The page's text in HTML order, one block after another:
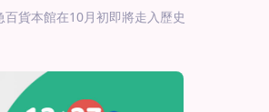
百貨本館在10月初即將走入歷史